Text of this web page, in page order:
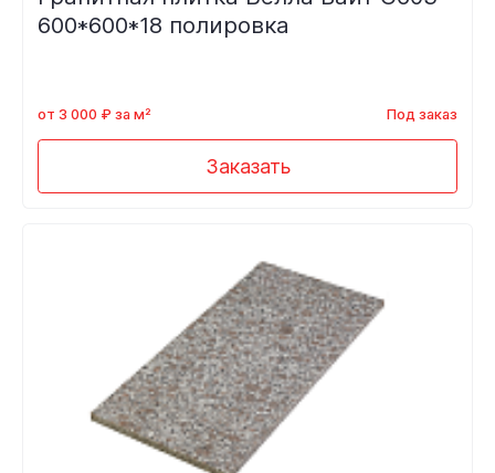
600*600*18 полировка
от 3 000 ₽ за м² Под заказ
Заказать